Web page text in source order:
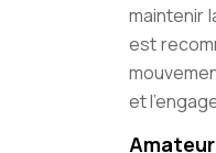
maintenir
est
et